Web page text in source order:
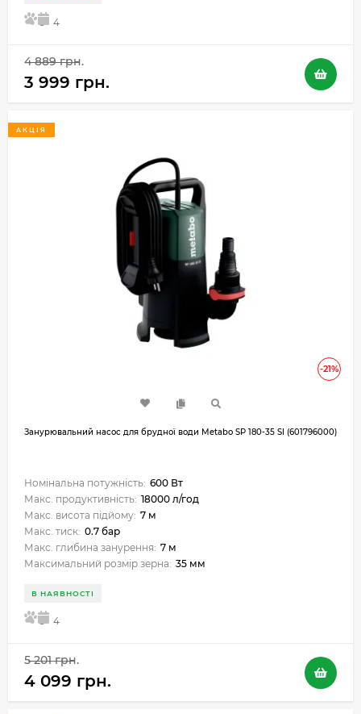
5 4
4 889 грн.
3 999 грн.
-21%
АКЦІЯ
Занурювальний насос для брудної води Metabo SP 180-35 SI (601796000)
Номінальна потужність: 600 Вт
Макс. продуктивність: 18000 л/год
Макс. висота підйому: 7 м
Макс. тиск: 0.7 бар
Макс. глибина занурення: 7 м
Максимальний розмір зерна: 35 мм
В НАЯВНОСТІ
5 4
5 201 грн.
4 099 грн.